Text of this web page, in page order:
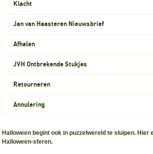
Klacht
Jan van Haasteren Nieuwsbrief
Afhalen
JVH Ontbrekende Stukjes
Retourneren
Annulering
Halloween begint ook in puzzelwereld te sluipen. Hier
Halloween-sferen.